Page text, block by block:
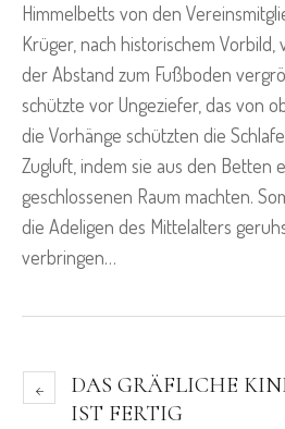
Himmelbetts von den
Krüger, nach historischem
der Abstand zum Fußboden
schützte vor Ungeziefer, das von
die Vorhänge schützten die
Zugluft, indem sie aus den Betten
geschlossenen Raum machten.
die Adeligen des Mittelalters
verbringen…
DAS GRÄFLICHE
IST FERTIG